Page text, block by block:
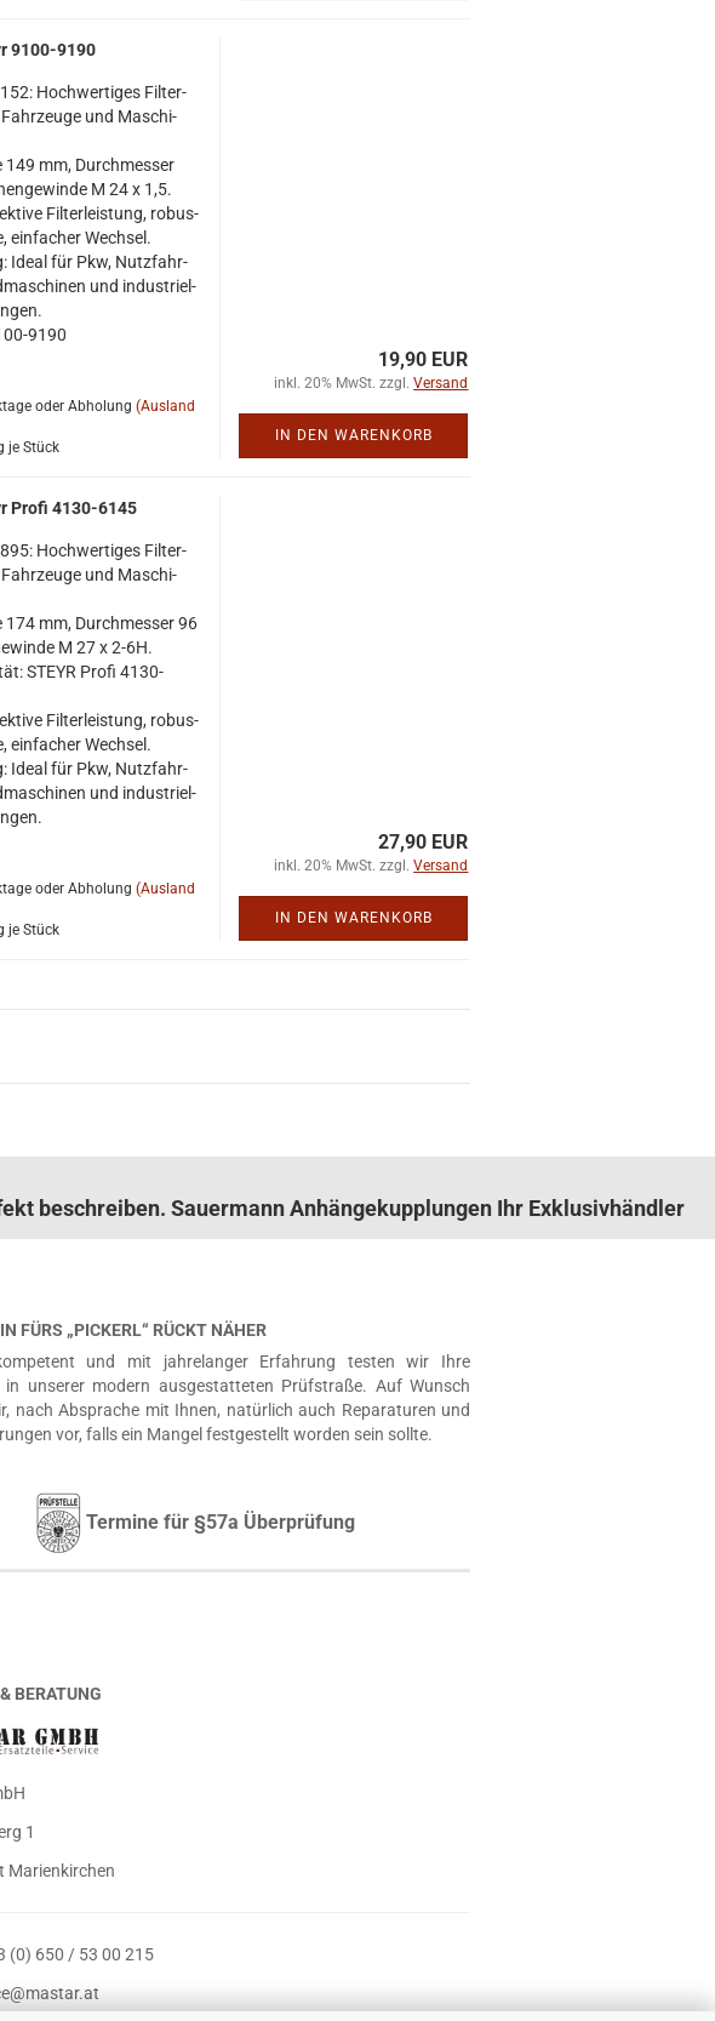
9100-​9190
Hoch­wer­ti­ges Fil­ter­
und Ma­schi­
149 mm, Durch­mes­ser
M 24 x 1,5.
Fil­ter­leis­tung, ro­bus­
ein­fa­cher Wech­sel.
Ideal für Pkw, Nutz­fahr­
und in­dus­tri­el­
​9190
oder Abholung (Ausland
je Stück
19,90 EUR
inkl. 20% MwSt. zzgl.Versand
IN DEN WARENKORB
Profi 4130-​6145
Hoch­wer­ti­ges Fil­ter­
und Ma­schi­
174 mm, Durch­mes­ser 96
M 27 x 2-6H.
STEYR Profi 4130-​
Fil­ter­leis­tung, ro­bus­
ein­fa­cher Wech­sel.
Ideal für Pkw, Nutz­fahr­
und in­dus­tri­el­
oder Abholung (Ausland
je Stück
27,90 EUR
inkl. 20% MwSt. zzgl.Versand
IN DEN WARENKORB
beschreiben. Sauermann Anhängekupplungen Ihr Exklusivhändler
FÜRS „PICKERL“ RÜCKT NÄHER
und mit jahrelanger Erfahrung testen wir Ihre
in unserer modern ausgestatteten Prüfstraße. Auf Wunsch
nach Absprache mit Ihnen, natürlich auch Reparaturen und
vor, falls ein Mangel festgestellt worden sein sollte.
Termine für §57a Überprüfung
BERATUNG
1
Marienkirchen
(0) 650 / 53 00 215